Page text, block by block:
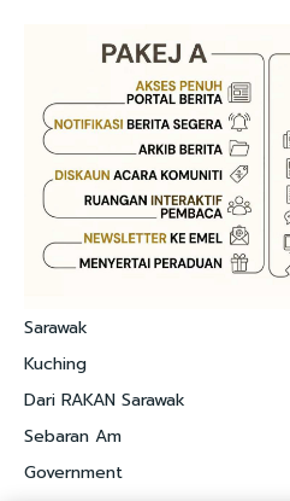
Sarawak
Kuching
Dari RAKAN Sarawak
Sebaran Am
Government